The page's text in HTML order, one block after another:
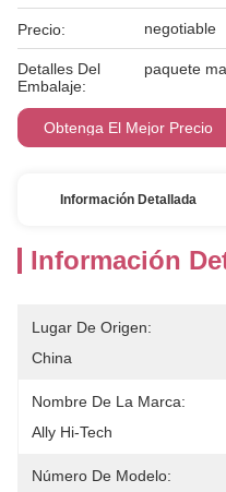
Precio: negotiable
Detalles Del
Embalaje:
paquete
Obtenga El Mejor Precio
Información Detallada
Información
Lugar De Origen:
China
Nombre De La Marca:
Ally Hi-Tech
Número De Modelo: